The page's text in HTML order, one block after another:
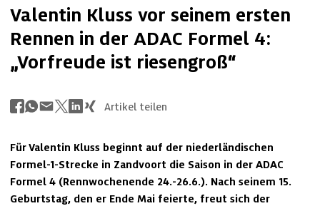
Valentin Kluss vor seinem ersten
Rennen in der ADAC Formel 4:
„Vorfreude ist riesengroß“
Artikel teilen
Für Valentin Kluss beginnt auf der niederländischen
Formel-1-Strecke in Zandvoort die Saison in der ADAC
Formel 4 (Rennwochenende 24.-26.6.). Nach seinem 15.
Geburtstag, den er Ende Mai feierte, freut sich der